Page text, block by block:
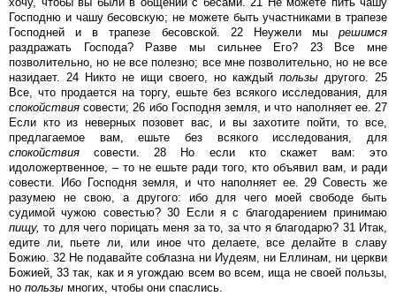
Господню и чашу бесовскую; не можете быть участниками в трапезе
Господней и в трапезе бесовской. 22 Неужели мы решимся
раздражать Господа? Разве мы сильнее Его? 23 Все мне
позволительно, но не все полезно; все мне позволительно, но не все
назидает. 24 Никто не ищи своего, но каждый пользы другого. 25
Все, что продается на торгу, ешьте без всякого исследования, для
спокойствия совести; 26 ибо Господня земля, и что наполняет ее. 27
Если кто из неверных позовет вас, и вы захотите пойти, то все,
предлагаемое вам, ешьте без всякого исследования, для
спокойствия совести. 28 Но если кто скажет вам: это
идоложертвенное, – то не ешьте ради того, кто объявил вам, и ради
совести. Ибо Господня земля, и что наполняет ее. 29 Совесть же
разумею не свою, а другого: ибо для чего моей свободе быть
судимой чужою совестью? 30 Если я с благодарением принимаю
пищу, то для чего порицать меня за то, за что я благодарю? 31 Итак,
едите ли, пьете ли, или иное что делаете, все делайте в славу
Божию. 32 Не подавайте соблазна ни Иудеям, ни Еллинам, ни церкви
Божией, 33 так, как и я угождаю всем во всем, ища не своей пользы,
но пользы многих, чтобы они спаслись.